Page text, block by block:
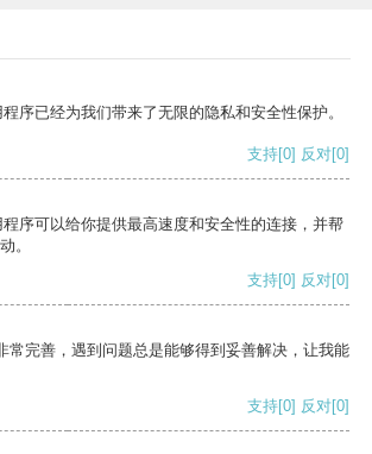
序已经为我们带来了无限的隐私和安全性保护。
支持[0] 反对[0]
序可以给你提供最高速度和安全性的连接，并帮
。
支持[0] 反对[0]
常完善，遇到问题总是能够得到妥善解决，让我能
支持[0] 反对[0]